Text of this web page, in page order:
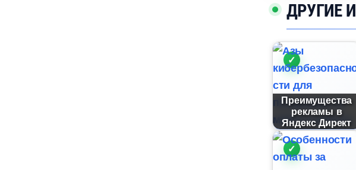
ДРУГИЕ
Преимущества
рекламы
Яндекс Директ